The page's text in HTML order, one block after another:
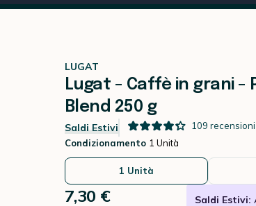
LUGAT
Lugat - Caffè in grani -
Blend 250 g
Saldi Estivi 109 recensioni
Condizionamento 1 Unità
1 Unità
7,30 € Saldi Estivi: